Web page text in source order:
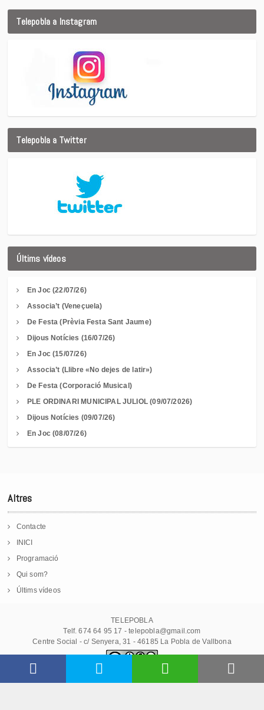
Telepobla a Instagram
Telepobla a Twitter
Últims vídeos
En Joc (22/07/26)
Associa’t (Veneçuela)
De Festa (Prèvia Festa Sant Jaume)
Dijous Notícies (16/07/26)
En Joc (15/07/26)
Associa’t (Llibre «No dejes de latir»)
De Festa (Corporació Musical)
PLE ORDINARI MUNICIPAL JULIOL (09/07/2026)
Dijous Notícies (09/07/26)
En Joc (08/07/26)
Altres
Contacte
INICI
Programació
Qui som?
Últims vídeos
TELEPOBLA
Telf. 674 64 95 17 - telepobla@gmail.com
Centre Social - c/ Senyera, 31 - 46185 La Pobla de Vallbona